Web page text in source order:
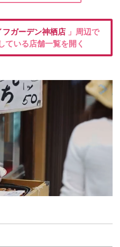
フガーデン神栖店 」周辺で
ている店舗一覧を開く